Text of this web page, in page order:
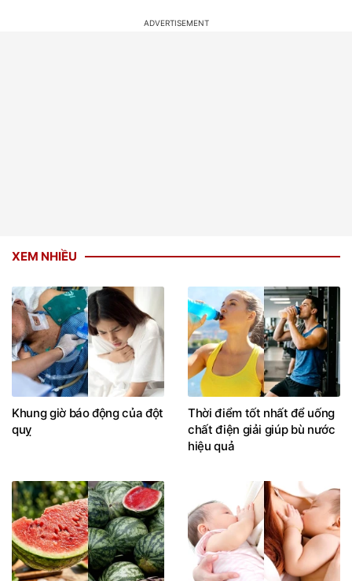
XEM NHIỀU
Khung giờ báo động của đột
quỵ
Thời điểm tốt nhất để uống
chất điện giải giúp bù nước
hiệu quả